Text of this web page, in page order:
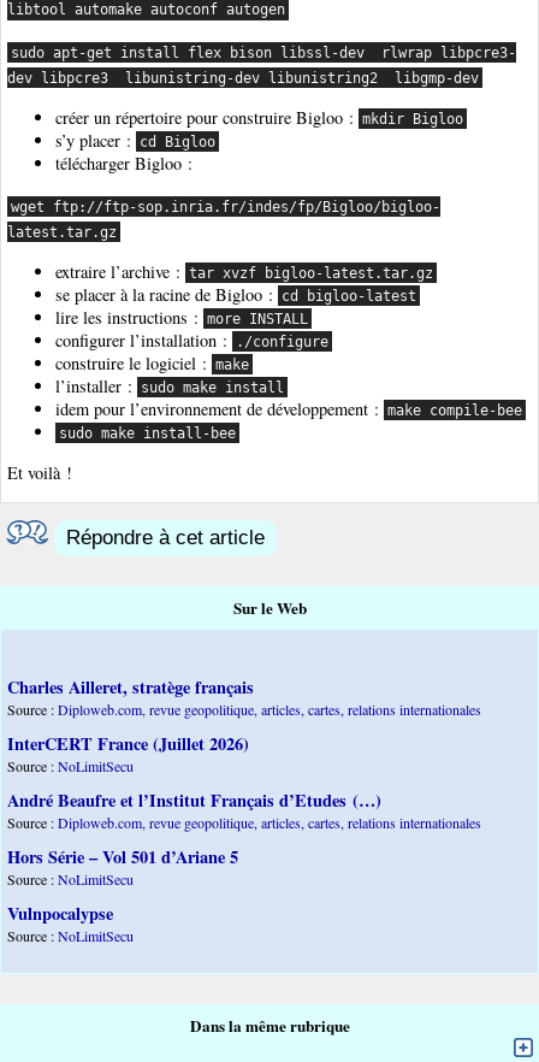
libtool automake autoconf autogen
sudo apt-get install flex bison libssl-dev  rlwrap libpcre3-
dev libpcre3  libunistring-dev libunistring2  libgmp-dev
créer un répertoire pour construire Bigloo : mkdir Bigloo
s’y placer : cd Bigloo
télécharger Bigloo :
wget ftp://ftp-sop.inria.fr/indes/fp/Bigloo/bigloo-
latest.tar.gz
extraire l’archive : tar xvzf bigloo-latest.tar.gz
se placer à la racine de Bigloo : cd bigloo-latest
lire les instructions : more INSTALL
configurer l’installation : ./configure
construire le logiciel : make
l’installer : sudo make install
idem pour l’environnement de développement : make compile-bee
sudo make install-bee
Et voilà !
Répondre à cet article
Sur le Web
Charles Ailleret, stratège français
Source :Diploweb.com, revue geopolitique, articles, cartes, relations internationales
InterCERT France (Juillet 2026)
Source :NoLimitSecu
André Beaufre et l’Institut Français d’Etudes (…)
Source :Diploweb.com, revue geopolitique, articles, cartes, relations internationales
Hors Série – Vol 501 d’Ariane 5
Source :NoLimitSecu
Vulnpocalypse
Source :NoLimitSecu
Dans la même rubrique